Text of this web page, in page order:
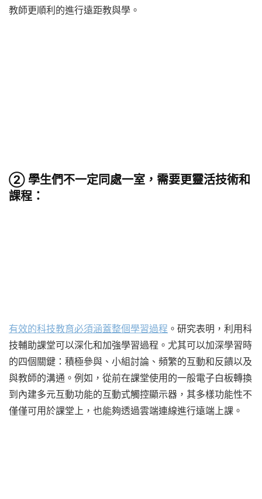
教師更順利的進行遠距教與學。
② 學生們不一定同處一室，需要更靈活技術和
課程：
有效的科技教育必須涵蓋整個學習過程 。研究表明，利用科
技輔助課堂可以深化和加強學習過程。尤其可以加深學習時
的四個關鍵：積極參與、小組討論、頻繁的互動和反饋以及
與教師的溝通。例如，從前在課堂使用的一般電子白板轉換
到內建多元互動功能的互動式觸控顯示器，其多樣功能性不
僅僅可用於課堂上，也能夠透過雲端連線進行遠端上課。